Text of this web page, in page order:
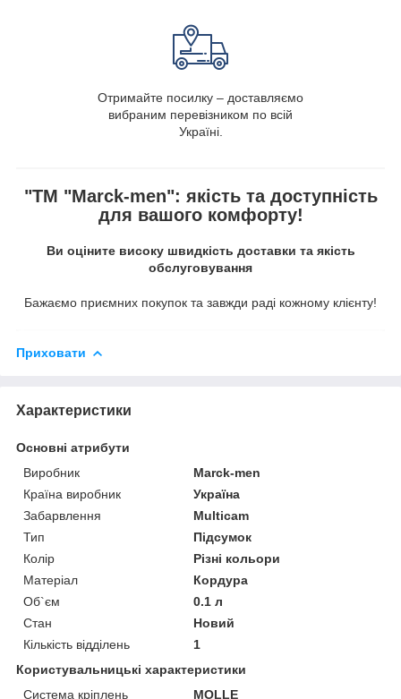
Отримайте посилку – доставляємо
вибраним перевізником по всій
Україні.
"ТМ "Marck-men": якість та доступність
для вашого комфорту!
Ви оціните високу швидкість доставки та якість
обслуговування
Бажаємо приємних покупок та завжди раді кожному клієнту!
Приховати
Характеристики
Основні атрибути
Виробник
Marck-men
Країна виробник
Україна
Забарвлення
Multicam
Тип
Підсумок
Колір
Різні кольори
Матеріал
Кордура
Об`єм
0.1 л
Стан
Новий
Кількість відділень
1
Користувальницькі характеристики
Система кріплень
MOLLE